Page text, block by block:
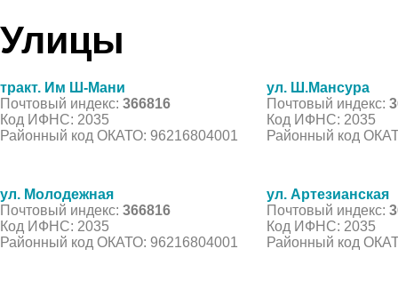
Улицы
тракт. Им Ш-Мани
Почтовый индекс: 366816
Код ИФНС: 2035
Районный код ОКАТО: 96216804001
ул. Ш.Мансура
Почтовый индекс:
Код ИФНС: 2035
Районный код
ул. Молодежная
Почтовый индекс: 366816
Код ИФНС: 2035
Районный код ОКАТО: 96216804001
ул. Артезианская
Почтовый индекс:
Код ИФНС: 2035
Районный код